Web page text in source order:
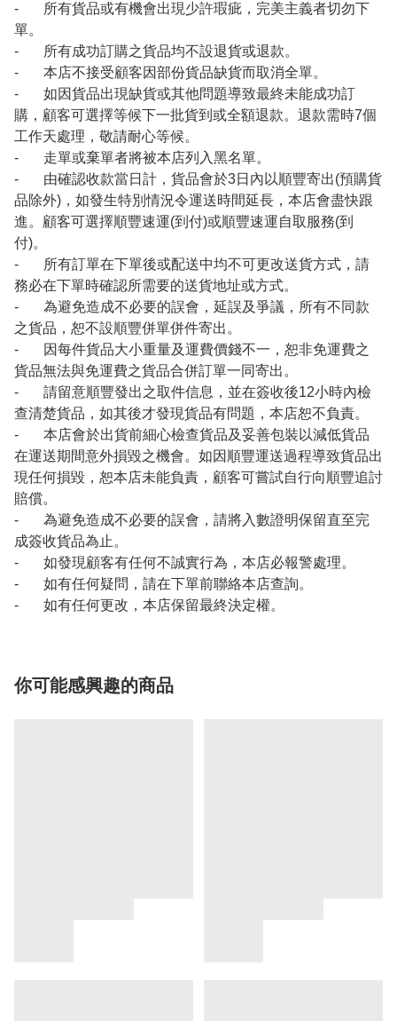
- 所有貨品或有機會出現少許瑕疵，完美主義者切勿下
單。
- 所有成功訂購之貨品均不設退貨或退款。
- 本店不接受顧客因部份貨品缺貨而取消全單。
- 如因貨品出現缺貨或其他問題導致最終未能成功訂
購，顧客可選擇等候下一批貨到或全額退款。退款需時7個
工作天處理，敬請耐心等候。
- 走單或棄單者將被本店列入黑名單。
- 由確認收款當日計，貨品會於3日內以順豐寄出(預購貨
品除外)，如發生特別情況令運送時間延長，本店會盡快跟
進。顧客可選擇順豐速運(到付)或順豐速運自取服務(到
付)。
- 所有訂單在下單後或配送中均不可更改送貨方式，請
務必在下單時確認所需要的送貨地址或方式。
- 為避免造成不必要的誤會，延誤及爭議，所有不同款
之貨品，恕不設順豐併單併件寄出。
- 因每件貨品大小重量及運費價錢不一，恕非免運費之
貨品無法與免運費之貨品合併訂單一同寄出。
- 請留意順豐發出之取件信息，並在簽收後12小時內檢
查清楚貨品，如其後才發現貨品有問題，本店恕不負責。
- 本店會於出貨前細心檢查貨品及妥善包裝以減低貨品
在運送期間意外損毀之機會。如因順豐運送過程導致貨品出
現任何損毀，恕本店未能負責，顧客可嘗試自行向順豐追討
賠償。
- 為避免造成不必要的誤會，請將入數證明保留直至完
成簽收貨品為止。
- 如發現顧客有任何不誠實行為，本店必報警處理。
- 如有任何疑問，請在下單前聯絡本店查詢。
- 如有任何更改，本店保留最終決定權。
你可能感興趣的商品